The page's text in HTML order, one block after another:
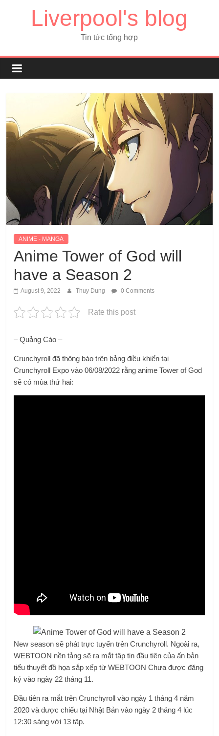
Liverpool's blog
Tin tức tổng hợp
ANIME - MANGA
Anime Tower of God will
have a Season 2
August 9, 2022 Thuy Dung 0 Comments
Rate this post
– Quảng Cáo –
Crunchyroll đã thông báo trên bảng điều khiển tại
Crunchyroll Expo vào 06/08/2022 rằng anime Tower of God
sẽ có mùa thứ hai:
New season sẽ phát trực tuyến trên Crunchyroll. Ngoài ra,
WEBTOON nền tảng sẽ ra mắt tập tin đầu tiên của ấn bản
tiểu thuyết đồ họa sắp xếp từ WEBTOON Chưa được đăng
ký vào ngày 22 tháng 11.
Đầu tiên ra mắt trên Crunchyroll vào ngày 1 tháng 4 năm
2020 và được chiếu tại Nhật Bản vào ngày 2 tháng 4 lúc
12:30 sáng với 13 tập.